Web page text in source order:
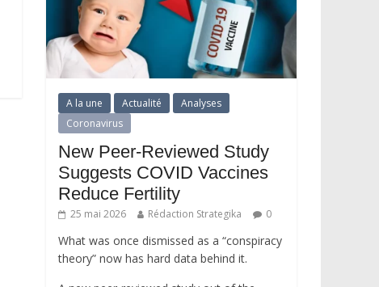
A la une Actualité
Analyses
Coronavirus
New Peer-Reviewed Study
Suggests COVID Vaccines
Reduce Fertility
25 mai 2026 Rédaction Strategika 0
What was once dismissed as a “conspiracy
theory” now has hard data behind it.